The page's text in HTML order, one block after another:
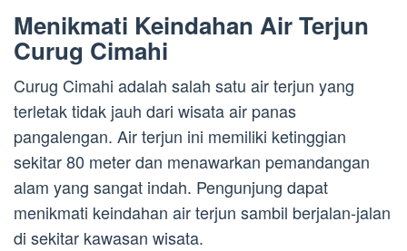
Menikmati Keindahan Air Terjun
Curug Cimahi
Curug Cimahi adalah salah satu air terjun yang
terletak tidak jauh dari wisata air panas
pangalengan. Air terjun ini memiliki ketinggian
sekitar 80 meter dan menawarkan pemandangan
alam yang sangat indah. Pengunjung dapat
menikmati keindahan air terjun sambil berjalan-jalan
di sekitar kawasan wisata.